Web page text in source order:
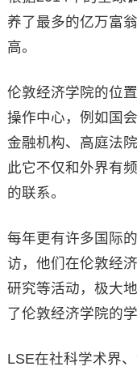
养了最多的亿万富
高。
伦敦经济学院的位
操作中心，例如国
金融机构、高庭法
此它不仅和外界有
的联系。
每年更有许多国际
访，他们在伦敦经
研究等活动，极大
了伦敦经济学院的学
LSE在社科学术界